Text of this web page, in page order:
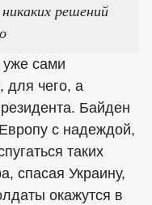
решений
сами
для чего, а
Байден
с надеждой,
таких
спасая Украину,
окажутся в